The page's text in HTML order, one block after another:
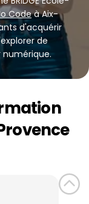
Code à Aix-
d'acquérir
de